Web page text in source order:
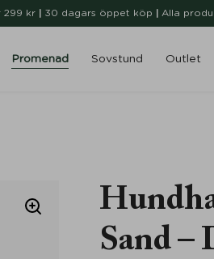
299 kr 30 dagars öppet köp Alla
Promenad Sovstund Outlet
Sand –